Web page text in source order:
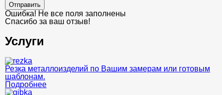
Отправить
Ошибка! Не все поля заполнены
Спасибо за ваш отзыв!
Услуги
Резка металлоизделий по Вашим замерам или готовым
шаблонам.
Подробнее